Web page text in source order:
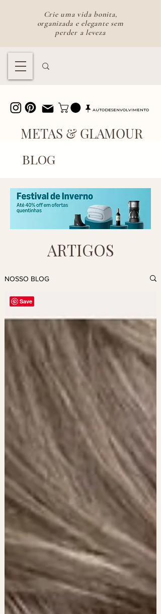
Crie uma vida bonita,
organizada e elegante sem
perder a leveza
AUTODESENVOLVIMENTO
METAS & GLAMOUR
BLOG
ARTIGOS
NOSSO BLOG
Save